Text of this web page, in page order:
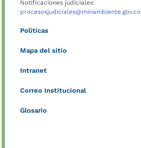
Notificaciones judiciales:
procesosjudiciales@minambiente.gov.co
Políticas
Mapa del sitio
Intranet
Correo Institucional
Glosario